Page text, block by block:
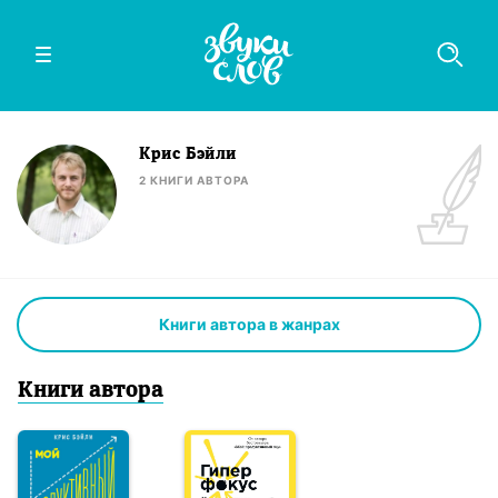
Крис Бэйли
2 КНИГИ АВТОРА
Книги автора в жанрах
Книги автора